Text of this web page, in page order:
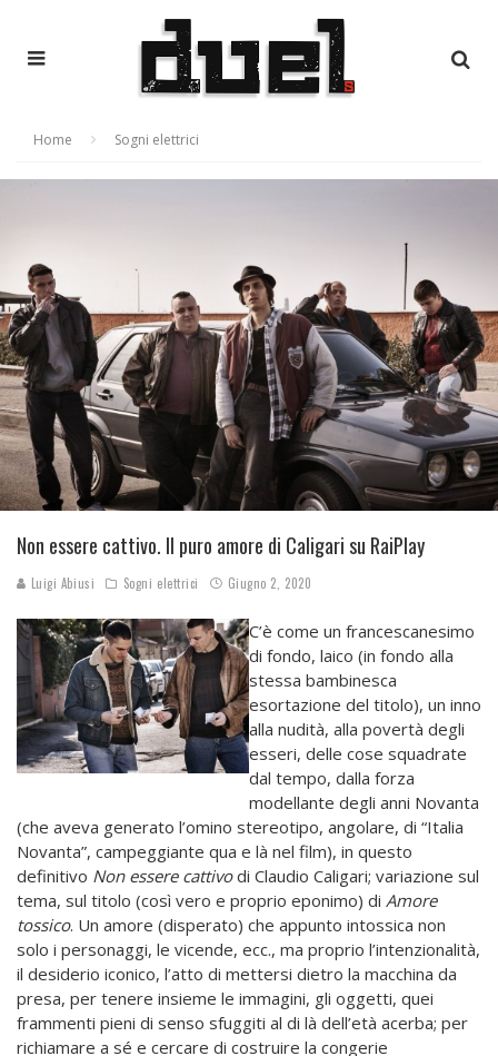
Home Sogni elettrici
Non essere cattivo. Il puro amore di Caligari su RaiPlay
Luigi Abiusi Sogni elettrici Giugno 2, 2020
C’è come un francescanesimo
di fondo, laico (in fondo alla
stessa bambinesca
esortazione del titolo), un inno
alla nudità, alla povertà degli
esseri, delle cose squadrate
dal tempo, dalla forza
modellante degli anni Novanta
(che aveva generato l’omino stereotipo, angolare, di “Italia
Novanta”, campeggiante qua e là nel film), in questo
definitivo Non essere cattivodi Claudio Caligari; variazione sul
tema, sul titolo (così vero e proprio eponimo) di Amore
tossico. Un amore (disperato) che appunto intossica non
solo i personaggi, le vicende, ecc., ma proprio l’intenzionalità,
il desiderio iconico, l’atto di mettersi dietro la macchina da
presa, per tenere insieme le immagini, gli oggetti, quei
frammenti pieni di senso sfuggiti al di là dell’età acerba; per
richiamare a sé e cercare di costruire la congerie